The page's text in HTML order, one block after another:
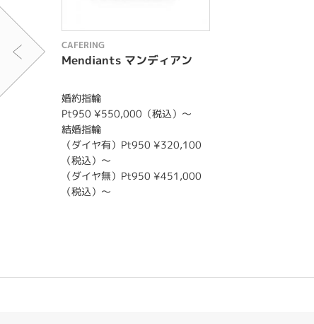
CAFERING
Mendiants マンディアン
婚約指輪
Pt950 ¥550,000（税込）～
結婚指輪
（ダイヤ有）Pt950 ¥320,100
（税込）～
（ダイヤ無）Pt950 ¥451,000
（税込）～